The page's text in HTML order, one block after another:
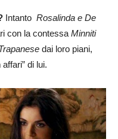
Intanto Rosalinda e De
con la contessaMinniti
dai loro piani,
di lui.